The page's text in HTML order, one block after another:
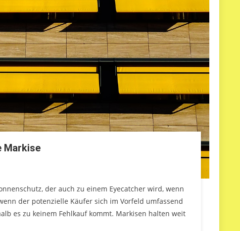
Markise
der auch zu einem Eyecatcher wird, wenn
der potenzielle Käufer sich im Vorfeld umfassend
es zu keinem Fehlkauf kommt. Markisen halten weit